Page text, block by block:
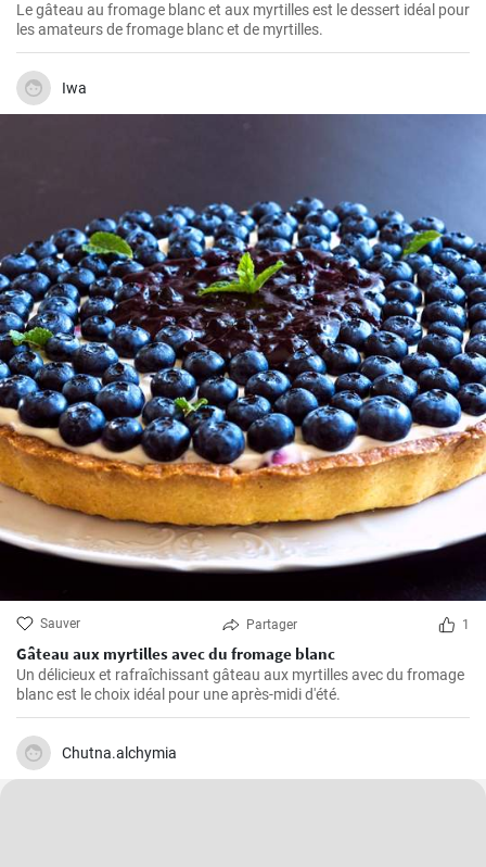
Le gâteau au fromage blanc et aux myrtilles est le dessert idéal pour
les amateurs de fromage blanc et de myrtilles.
Iwa
Sauver Partager 1
Gâteau aux myrtilles avec du fromage blanc
Un délicieux et rafraîchissant gâteau aux myrtilles avec du fromage
blanc est le choix idéal pour une après-midi d'été.
Chutna.alchymia